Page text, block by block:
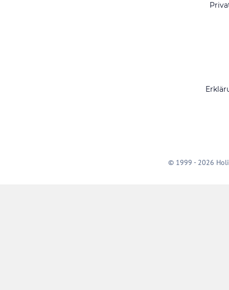
© 1999 - 2026